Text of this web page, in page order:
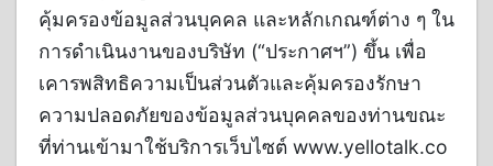
คุ้มครองข้อมูลส่วนบุคคล และหลักเกณฑ์ต่าง ๆ ใน
การดำเนินงานของบริษัท (“ประกาศฯ”) ขึ้น เพื่อ
เคารพสิทธิความเป็นส่วนตัวและคุ้มครองรักษา
ความปลอดภัยของข้อมูลส่วนบุคคลของท่านขณะ
ที่ท่านเข้ามาใช้บริการเว็บไซต์ www.yellotalk.co